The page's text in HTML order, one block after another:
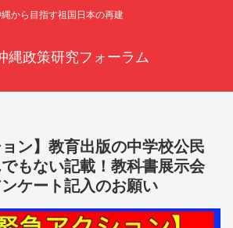
から目指す祖国日本の再建
縄政策研究フォーラム
ョン】教育出版の中学校公民
もない記載！教科書展示会
ケート記入のお願い